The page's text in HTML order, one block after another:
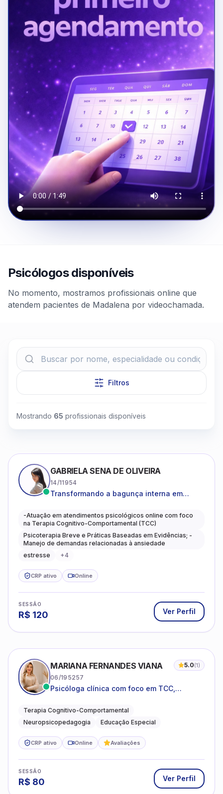
Clique para assistir
Psicólogos disponíveis
No momento, mostramos profissionais online que
atendem pacientes de Madalena por videochamada.
Filtros
Mostrando 65 profissionais disponíveis
GABRIELA SENA DE OLIVEIRA
14/11954
Transformando a bagunça interna em
caminhos mais gentis para se viver.
-Atuação em atendimentos psicológicos online com foco
na Terapia Cognitivo-Comportamental (TCC)
Psicoterapia Breve e Práticas Baseadas em Evidências; -
Manejo de demandas relacionadas à ansiedade
estresse
+4
CRP ativo Online
SESSÃO
R$ 120 Ver Perfil
MARIANA FERNANDES VIANA 5.0(1)
06/195257
Psicóloga clínica com foco em TCC,
do neurodesenvolvimento.
Terapia Cognitivo-Comportamental
Neuropsicopedagogia
Educação Especial
CRP ativo Online Avaliações
SESSÃO
R$ 80 Ver Perfil